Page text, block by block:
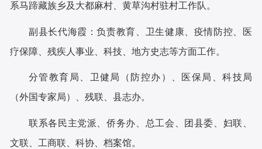
系马蹄藏族乡及大都麻村、黄草沟村驻村工作队。
副县长代海霞：负责教育、卫生健康、疫情防控、医
疗保障、残疾人事业、科技、地方史志等方面工作。
分管教育局、卫健局（防控办）、医保局、科技局
（外国专家局）、残联、县志办。
联系各民主党派、侨务办、总工会、团县委、妇联、
文联、工商联、科协、档案馆。